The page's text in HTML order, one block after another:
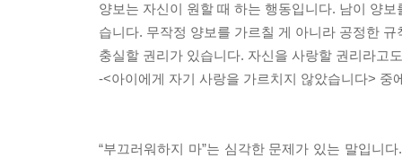
양보는 자신이 원할 때 하는 행동입니다. 남이 양
습니다. 무작정 양보를 가르칠 게 아니라 공정한
충실할 권리가 있습니다. 자신을 사랑할 권리라고
-<아이에게 자기 사랑을 가르치지 않았습니다> 중
“부끄러워하지 마”는 심각한 문제가 있는 말입니